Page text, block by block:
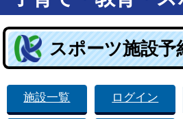
スポーツ施設予
施設一覧 ログイン